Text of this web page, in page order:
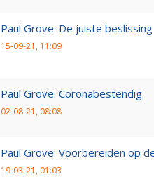
Paul Grove: De juiste beslissing
15-09-21, 11:09
Paul Grove: Coronabestendig
02-08-21, 08:08
Paul Grove: Voorbereiden op
19-03-21, 01:03